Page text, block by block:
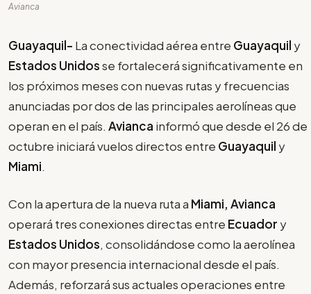
Avianca
Guayaquil- La conectividad aérea entre Guayaquil y
Estados Unidosse fortalecerá significativamente en
los próximos meses con nuevas rutas y frecuencias
anunciadas por dos de las principales aerolíneas que
operan en el país. Avianca informó que desde el 26 de
octubre iniciará vuelos directos entre Guayaquil y
Miami.
Con la apertura de la nueva ruta a Miami, Avianca
operará tres conexiones directas entre Ecuador y
Estados Unidos, consolidándose como la aerolínea
con mayor presencia internacional desde el país.
Además, reforzará sus actuales operaciones entre